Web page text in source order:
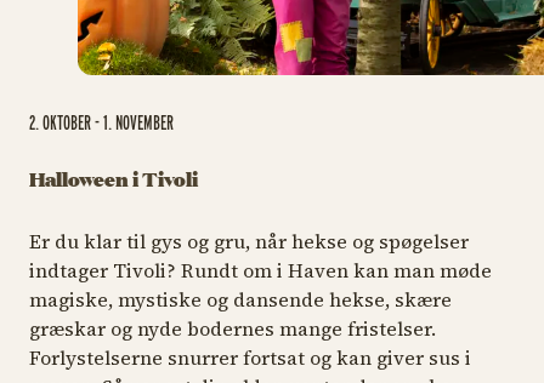
Halloween i Tivoli
2. OKTOBER - 1. NOVEMBER
Er du klar til gys og gru, når hekse og spøgelser
indtager Tivoli? Rundt om i Haven kan man møde
magiske, mystiske og dansende hekse, skære
græskar og nyde bodernes mange fristelser.
Forlystelserne snurrer fortsat og kan giver sus i